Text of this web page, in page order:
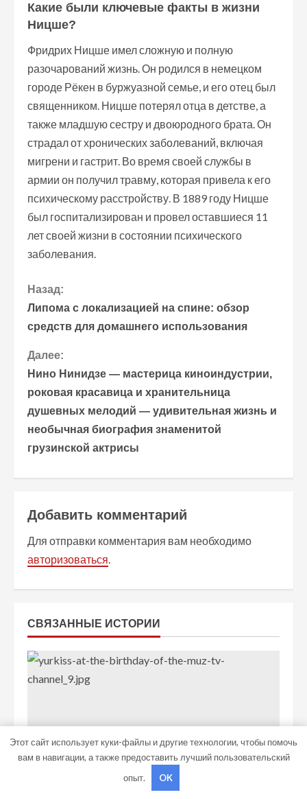
Какие были ключевые факты в жизни
Ницше?
Фридрих Ницше имел сложную и полную
разочарований жизнь. Он родился в немецком
городе Рёкен в буржуазной семье, и его отец был
священником. Ницше потерял отца в детстве, а
также младшую сестру и двоюродного брата. Он
страдал от хронических заболеваний, включая
мигрени и гастрит. Во время своей службы в
армии он получил травму, которая привела к его
психическому расстройству. В 1889 году Ницше
был госпитализирован и провел оставшиеся 11
лет своей жизни в состоянии психического
заболевания.
П
р
о
д
о
л
т
ь
е
н
е
Назад:
Липома с локализацией на спине: обзор
средств для домашнего использования
Далее:
Нино Нинидзе — мастерица киноиндустрии,
роковая красавица и хранительница
душевных мелодий — удивительная жизнь и
необычная биография знаменитой
грузинской актрисы
Добавить комментарий
Для отправки комментария вам необходимо
авторизоваться.
СВЯЗАННЫЕ ИСТОРИИ
Этот сайт использует куки-файлы и другие технологии, чтобы помочь
вам в навигации, а также предоставить лучший пользовательский
опыт.
OK